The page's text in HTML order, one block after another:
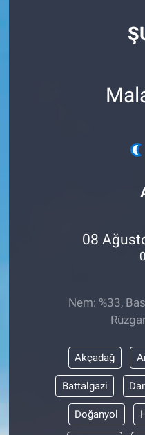
08
Nem: %33,
Akçadağ
Battalgazi
Doğanyol